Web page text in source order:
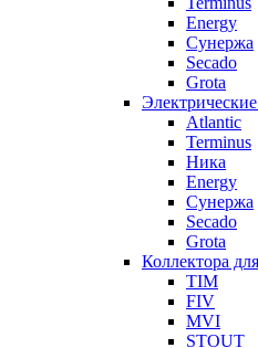
Energy
Сунержа
Secado
Grota
Atlantic
Terminus
Ника
Energy
Сунержа
Secado
Grota
Коллектора
TIM
FIV
MVI
STOUT